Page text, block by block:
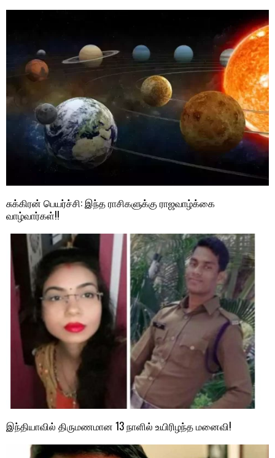
சுக்கிரன் பெயர்ச்சி: இந்த ராசிகளுக்கு ராஜவாழ்க்கை
வாழ்வார்கள்!!
இந்தியாவில் திருமணமான 13 நாளில் உயிரிழந்த மனைவி!